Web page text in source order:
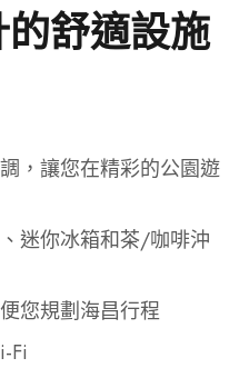
舒適設施
，讓您在精彩的公園遊
迷你冰箱和茶/咖啡沖
您規劃海昌行程
Fi